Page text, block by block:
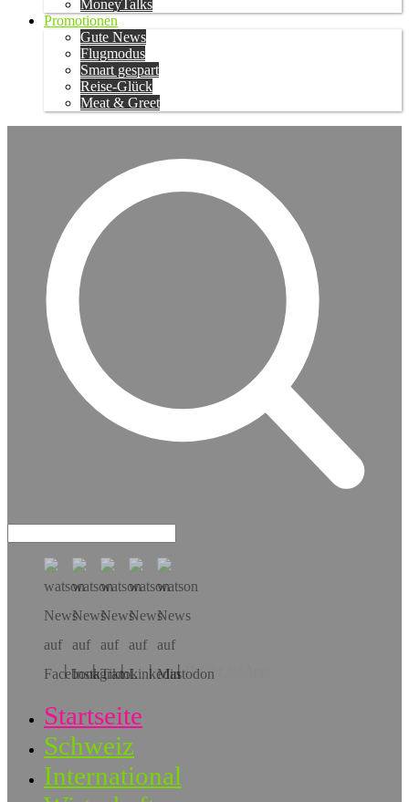
MoneyTalks
Promotionen
Gute News
Flugmodus
Smart gespart
Reise-Glück
Meat & Greet
Hol dir die App!
Startseite
Schweiz
International